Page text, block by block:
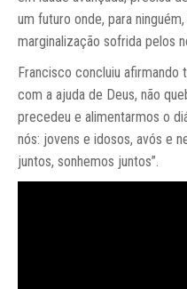
um futuro onde, para
marginalização sofrida pelos
Francisco concluiu afirmando
com a ajuda de Deus, não
precedeu e alimentarmos o
nós: jovens e idosos, avós e
juntos, sonhemos juntos”.